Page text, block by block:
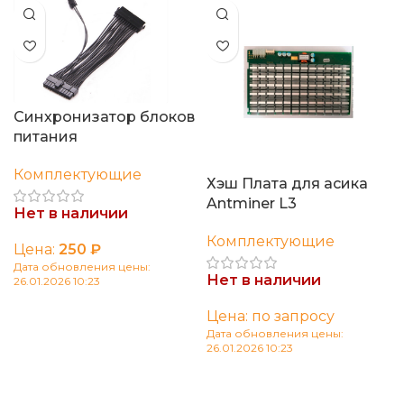
Синхронизатор блоков
питания
Комплектующие
Нет в наличии
Цена: 250 ₽
Дата обновления цены:
26.01.2026 10:23
Хэш Плата для асика
Antminer L3
Комплектующие
Нет в наличии
Цена: по запросу
Дата обновления цены:
26.01.2026 10:23